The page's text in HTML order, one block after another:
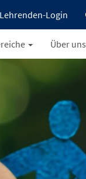
Lehrenden-Login
Über uns